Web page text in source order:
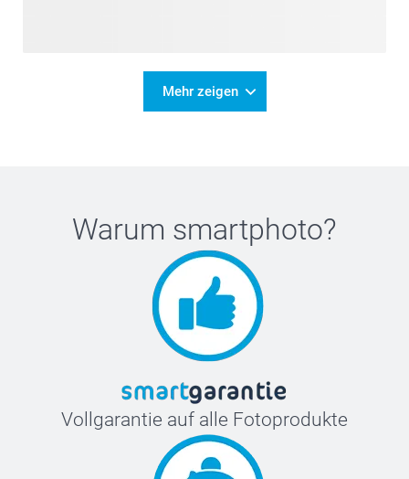
Mehr zeigen
Warum smartphoto?
Vollgarantie auf alle Fotoprodukte